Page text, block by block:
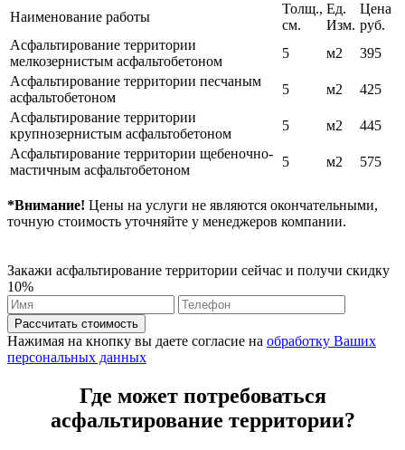
Наименование работы
Толщ.,
см.
Ед.
Изм.
Цена
руб.
Асфальтирование территории
мелкозернистым асфальтобетоном
5 м2
395
Асфальтирование территории песчаным
асфальтобетоном
5 м2
425
Асфальтирование территории
крупнозерниcтым асфальтобетоном
5 м2
445
Асфальтирование территории щебеночно-
мастичным асфальтобетоном
5 м2 575
*Внимание! Цены на услуги не являются окончательными,
точную стоимость уточняйте у менеджеров компании.
Закажи асфальтирование территории сейчас и получи скидку
10%
Рассчитать стоимость
Нажимая на кнопку вы даете согласие на обработку Ваших
персональных данных
Где может потребоваться
асфальтирование территории?